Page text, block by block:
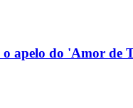
apelo do 'Amor de